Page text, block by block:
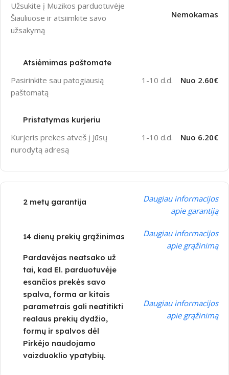
Užsukite į Muzikos parduotuvėje
Šiauliuose ir atsiimkite savo
užsakymą
Nemokamas
Atsiėmimas paštomate
Pasirinkite sau patogiausią
paštomatą
1-10 d.d. Nuo 2.60€
Pristatymas kurjeriu
Kurjeris prekes atveš į Jūsų
nurodytą adresą
1-10 d.d. Nuo 6.20€
2 metų garantija
Daugiau informacijos
apie garantiją
14 dienų prekių grąžinimas
Daugiau informacijos
apie grąžinimą
Pardavėjas neatsako už
tai, kad El. parduotuvėje
esančios prekės savo
spalva, forma ar kitais
parametrais gali neatitikti
realaus prekių dydžio,
formų ir spalvos dėl
Pirkėjo naudojamo
vaizduoklio ypatybių.
Daugiau informacijos
apie grąžinimą